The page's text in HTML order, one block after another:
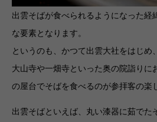
出雲そばが食べられるようになった経
な要素となります。
というのも、かつて出雲大社をはじめ
大山寺や一畑寺といった奥の院詣りに
の屋台でそばを食べるのが参拝客の楽
出雲そばといえば、丸い漆器に茹でた